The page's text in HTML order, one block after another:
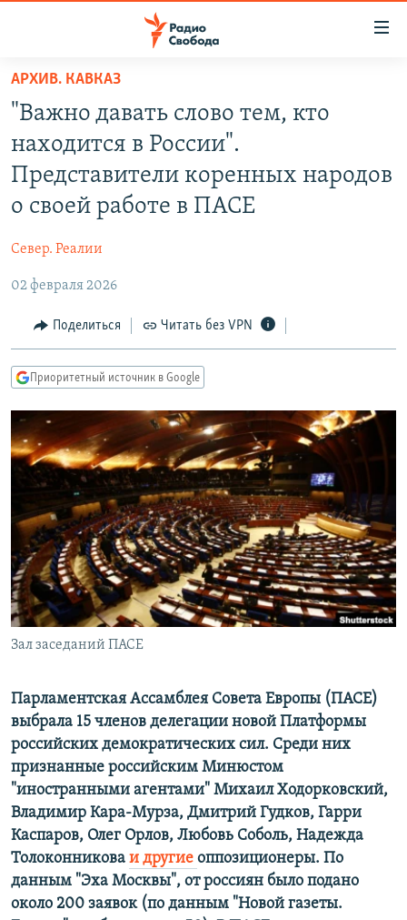
упрощенного
доступа
основному
содержанию
навигации
Вернутся
поиску
ПРОГРАММЫ
ПОДКАСТЫ
АВТОРСКИЕ ПРОЕКТЫ
ЦИТАТЫ СВОБОДЫ
КУЛЬТУРА
IDEL.РЕАЛИИ
КАВКАЗ.РЕАЛИИ
СИБИРЬ.РЕАЛИИ
РАСПИСАНИЕ ВЕЩАНИЯ
ПОДПИШИТЕСЬ НА РАССЫЛКУ
СОЦИАЛЬНЫЕ СЕТИ
Все сайты РСЕ/РС
АРХИВ. КАВКАЗ
"Важно давать слово тем, кто
находится в России".
Представители коренных народов
о своей работе в ПАСЕ
Север. Реалии
02 февраля 2026
Поделиться Читать без VPN
Приоритетный источник в Google
Зал заседаний ПАСЕ
Парламентская Ассамблея Совета Европы (ПАСЕ)
выбрала 15 членов делегации новой Платформы
российских демократических сил. Среди них
признанные российским Минюстом
"иностранными агентами" Михаил Ходорковский,
Владимир Кара-Мурза, Дмитрий Гудков, Гарри
Каспаров, Олег Орлов, Любовь Соболь, Надежда
Толоконникова и другие оппозиционеры. По
данным "Эха Москвы", от россиян было подано
около 200 заявок (по данным "Новой газеты.